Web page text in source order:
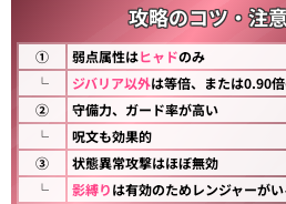
攻略のコツ・注
① 弱点属性はヒャドのみ
└
ジバリア以外は等倍、または0.90
②
守備力、ガード率が高い
└
呪文も効果的
③
状態異常攻撃はほぼ無効
└
影縛りは有効のためレンジャーが